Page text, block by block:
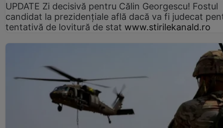
UPDATE Zi decisivă pentru Călin Georgescu! Fostul
candidat la prezidențiale află dacă va fi judecat
tentativă de lovitură de stat www.stirilekanald.ro